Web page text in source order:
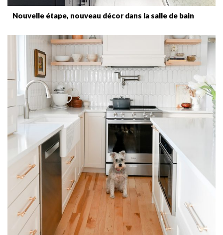
Nouvelle étape, nouveau décor dans la salle de bain